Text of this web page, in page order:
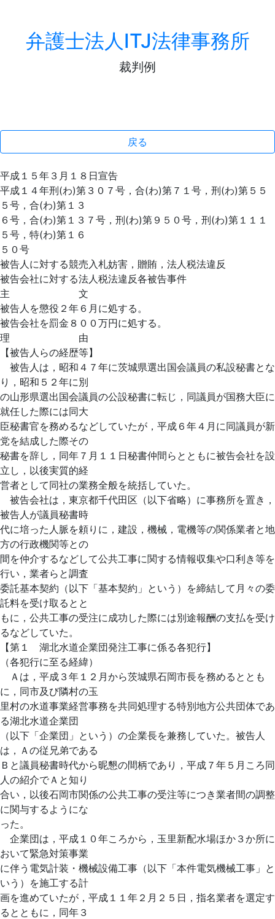
弁護士法人ITJ法律事務所
裁判例
戻る
平成１５年３月１８日宣告
平成１４年刑(わ)第３０７号，合(わ)第７１号，刑(わ)第５５
５号，合(わ)第１３
６号，合(わ)第１３７号，刑(わ)第９５０号，刑(わ)第１１１
５号，特(わ)第１６
５０号
被告人に対する競売入札妨害，贈賄，法人税法違反
被告会社に対する法人税法違反各被告事件
主 文
被告人を懲役２年６月に処する。
被告会社を罰金８００万円に処する。
理 由
【被告人らの経歴等】
被告人は，昭和４７年に茨城県選出国会議員の私設秘書とな
り，昭和５２年に別
の山形県選出国会議員の公設秘書に転じ，同議員が国務大臣に
就任した際には同大
臣秘書官を務めるなどしていたが，平成６年４月に同議員が新
党を結成した際その
秘書を辞し，同年７月１１日秘書仲間らとともに被告会社を設
立し，以後実質的経
営者として同社の業務全般を統括していた。
被告会社は，東京都千代田区（以下省略）に事務所を置き，
被告人が議員秘書時
代に培った人脈を頼りに，建設，機械，電機等の関係業者と地
方の行政機関等との
間を仲介するなどして公共工事に関する情報収集や口利き等を
行い，業者らと調査
委託基本契約（以下「基本契約」という）を締結して月々の委
託料を受け取るとと
もに，公共工事の受注に成功した際には別途報酬の支払を受け
るなどしていた。
【第１ 湖北水道企業団発注工事に係る各犯行】
（各犯行に至る経緯）
Ａは，平成３年１２月から茨城県石岡市長を務めるととも
に，同市及び隣村の玉
里村の水道事業経営事務を共同処理する特別地方公共団体であ
る湖北水道企業団
（以下「企業団」という）の企業長を兼務していた。被告人
は，Ａの従兄弟である
Ｂと議員秘書時代から昵懇の間柄であり，平成７年５月ころ同
人の紹介でＡと知り
合い，以後石岡市関係の公共工事の受注等につき業者間の調整
に関与するようにな
った。
企業団は，平成１０年ころから，玉里新配水場ほか３か所に
おいて緊急対策事業
に伴う電気計装・機械設備工事（以下「本件電気機械工事」と
いう）を施工する計
画を進めていたが，平成１１年２月２５日，指名業者を選定す
るとともに，同年３